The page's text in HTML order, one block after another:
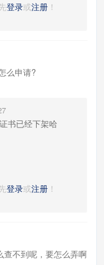
登录或注册！
么申请?
书已经下架哈
登录或注册！
查不到呢，要怎么弄啊